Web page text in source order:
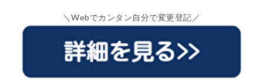
＼Webでカンタン自分で変更登記／